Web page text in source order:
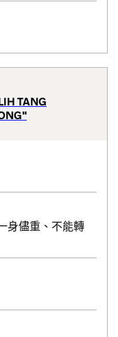
TANG
身儘重、不能轉